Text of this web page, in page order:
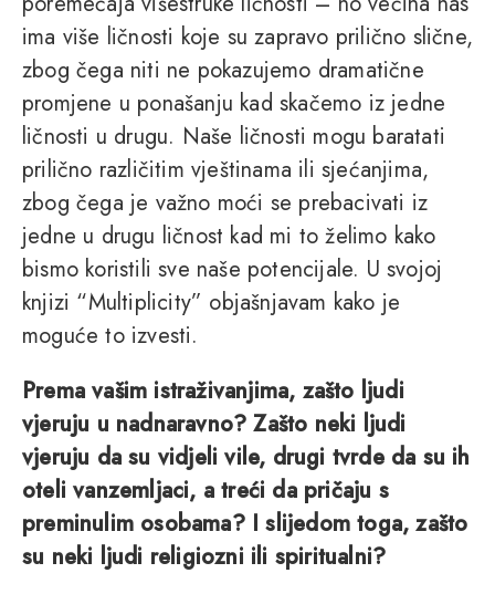
ima više ličnosti koje su zapravo prilično slične,
zbog čega niti ne pokazujemo dramatične
promjene u ponašanju kad skačemo iz jedne
ličnosti u drugu. Naše ličnosti mogu baratati
prilično različitim vještinama ili sjećanjima,
zbog čega je važno moći se prebacivati iz
jedne u drugu ličnost kad mi to želimo kako
bismo koristili sve naše potencijale. U svojoj
knjizi “Multiplicity” objašnjavam kako je
moguće to izvesti.
Prema vašim istraživanjima, zašto ljudi
vjeruju u nadnaravno? Zašto neki ljudi
vjeruju da su vidjeli vile, drugi tvrde da su ih
oteli vanzemljaci, a treći da pričaju s
preminulim osobama? I slijedom toga, zašto
su neki ljudi religiozni ili spiritualni?